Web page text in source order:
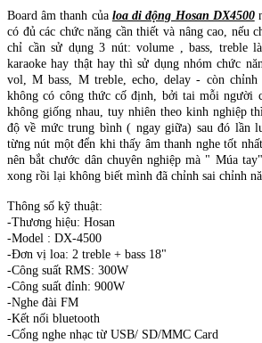
Board âm thanh của loa di động Hosan DX4500
có đủ các chức năng cần thiết và nâng cao, nếu
chỉ cần sử dụng 3 nút: volume , bass, treble
karaoke hay thật hay thì sử dụng nhóm chức
vol, M bass, M treble, echo, delay - còn
không có công thức cố định, bởi tai mỗi người
không giống nhau, tuy nhiên theo kinh nghiệp
độ về mức trung bình ( ngay giữa) sau đó lần
từng nút một đển khi thấy âm thanh nghe tốt
nên bắt chước dân chuyên nghiệp mà " Múa
xong rồi lại không biết mình đã chỉnh sai chỉnh
Thông số kỹ thuật:
-Thương hiệu: Hosan
-Model : DX-4500
-Đơn vị loa: 2 treble + bass 18"
-Công suất RMS: 300W
-Công suất đỉnh: 900W
-Nghe đài FM
-Kết nối bluetooth
-Cổng nghe nhạc từ USB/ SD/MMC Card